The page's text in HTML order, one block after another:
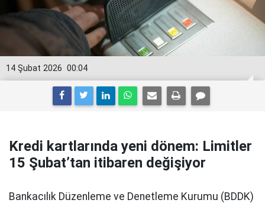
00:04
14 Şubat 2026
Kredi kartlarında yeni dönem: Limitler
15 Şubat’tan itibaren değişiyor
Bankacılık Düzenleme ve Denetleme Kurumu (BDDK)